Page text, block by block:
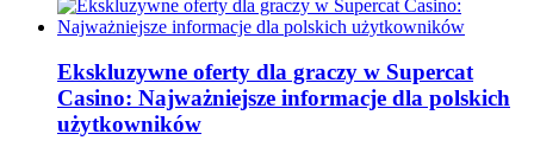
Ekskluzywne oferty dla graczy w Supercat
Casino: Najważniejsze informacje dla polskich
użytkowników